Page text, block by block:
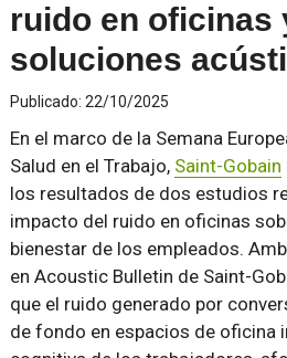
ruido en oficinas
soluciones
Publicado: 22/10/2025
En el marco de la Semana
Salud en el Trabajo, Saint-Gobain
los resultados de dos estudios
impacto del ruido en oficinas
bienestar de los empleados.
en Acoustic Bulletin de Saint-
que el ruido generado por
de fondo en espacios de oficina